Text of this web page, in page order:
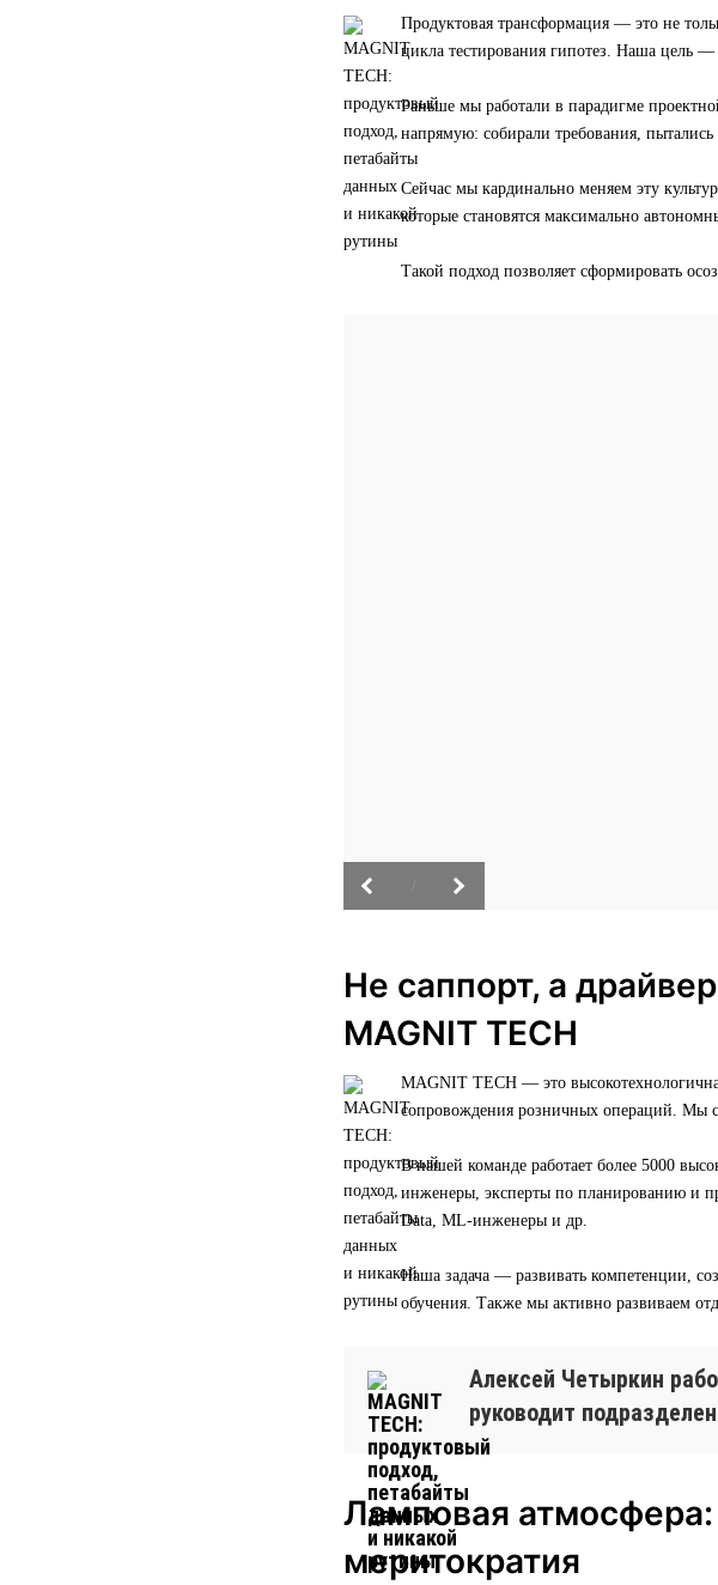
Продуктовая трансформация — это не
цикла тестирования гипотез. Наша цель
Раньше мы работали в парадигме
напрямую: собирали требования, пытались
Сейчас мы кардинально меняем эту
которые становятся максимально
Такой подход позволяет сформировать
Не саппорт, а
MAGNIT TECH
MAGNIT TECH — это
сопровождения розничных операций. Мы
В нашей команде работает более 5000
инженеры, эксперты по планированию и
Data, ML-инженеры и др.
Наша задача — развивать компетенции,
обучения. Также мы активно развиваем
Алексей Четыркин
руководит
Ламповая
меритократия